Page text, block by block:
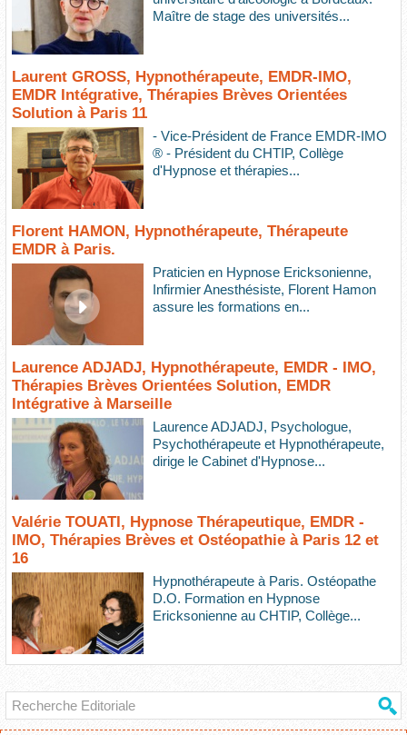
Maître de stage des universités...
Laurent GROSS, Hypnothérapeute, EMDR-IMO,
EMDR Intégrative, Thérapies Brèves Orientées
Solution à Paris 11
- Vice-Président de France EMDR-IMO
® - Président du CHTIP, Collège
d'Hypnose et thérapies...
Florent HAMON, Hypnothérapeute, Thérapeute
EMDR à Paris.
Praticien en Hypnose Ericksonienne,
Infirmier Anesthésiste, Florent Hamon
assure les formations en...
Laurence ADJADJ, Hypnothérapeute, EMDR - IMO,
Thérapies Brèves Orientées Solution, EMDR
Intégrative à Marseille
Laurence ADJADJ, Psychologue,
Psychothérapeute et Hypnothérapeute,
dirige le Cabinet d'Hypnose...
Valérie TOUATI, Hypnose Thérapeutique, EMDR -
IMO, Thérapies Brèves et Ostéopathie à Paris 12 et
16
Hypnothérapeute à Paris. Ostéopathe
D.O. Formation en Hypnose
Ericksonienne au CHTIP, Collège...